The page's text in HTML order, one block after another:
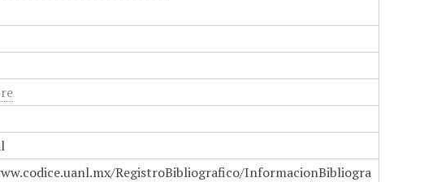
RegistroBibliografico/InformacionBibliogra